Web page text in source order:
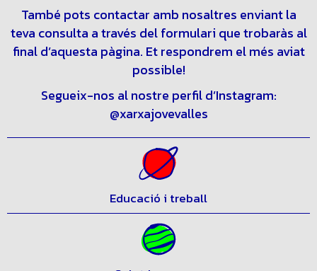
a la teva comarca!
També pots contactar amb nosaltres enviant la
teva consulta a través del formulari que trobaràs al
final d’aquesta pàgina. Et respondrem el més aviat
possible!
Segueix-nos al nostre perfil d’Instagram:
@xarxajovevalles
Educació i treball